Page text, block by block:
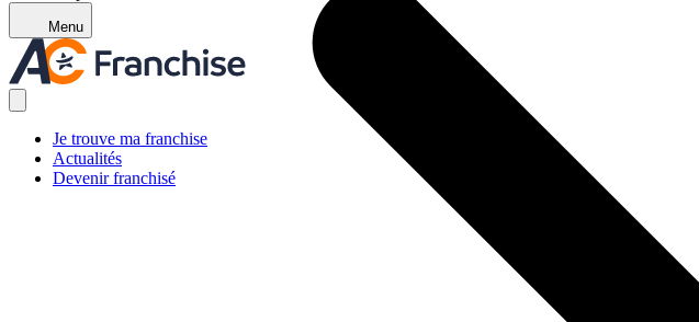
Menu
Je trouve ma franchise
Actualités
Devenir franchisé